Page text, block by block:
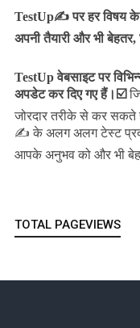
TestUp✍️ पर हर विषय
अपनी तैयारी और भी
TestUp वेबसाइट पर
अपडेट कर दिए गए हैं। ☑️
जोरदार तरीके से कर
✍️ के अलग अलग टेस्ट
आपके अनुभव को और भी
TOTAL PAGEVIEWS